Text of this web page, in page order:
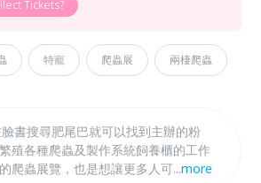
Tickets?
特寵 爬蟲展 兩棲爬蟲
書搜尋肥尾巴就可以找到主辦的粉
殖各種爬蟲及製作系統飼養櫃的工作
爬蟲展覽，也是想讓更多人可以了解
...more